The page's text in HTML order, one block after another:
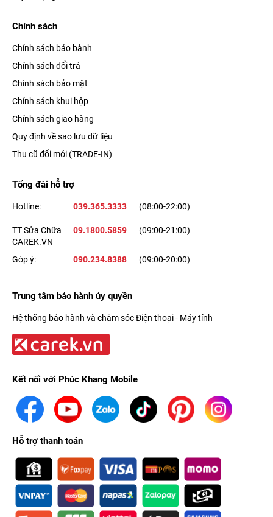
Chính sách
Chính sách bảo bành
Chính sách đổi trả
Chính sách bảo mật
Chính sách khui hộp
Chính sách giao hàng
Quy định về sao lưu dữ liệu
Thu cũ đổi mới (TRADE-IN)
Tổng đài hỗ trợ
Hotline: 039.365.3333 (08:00-22:00)
TT Sửa Chữa
CAREK.VN
09.1800.5859 (09:00-21:00)
Góp ý: 090.234.8388 (09:00-20:00)
Trung tâm bảo hành ủy quyền
Hệ thống bảo hành và chăm sóc Điện thoại - Máy tính
Kết nối với Phúc Khang Mobile
Hỗ trợ thanh toán